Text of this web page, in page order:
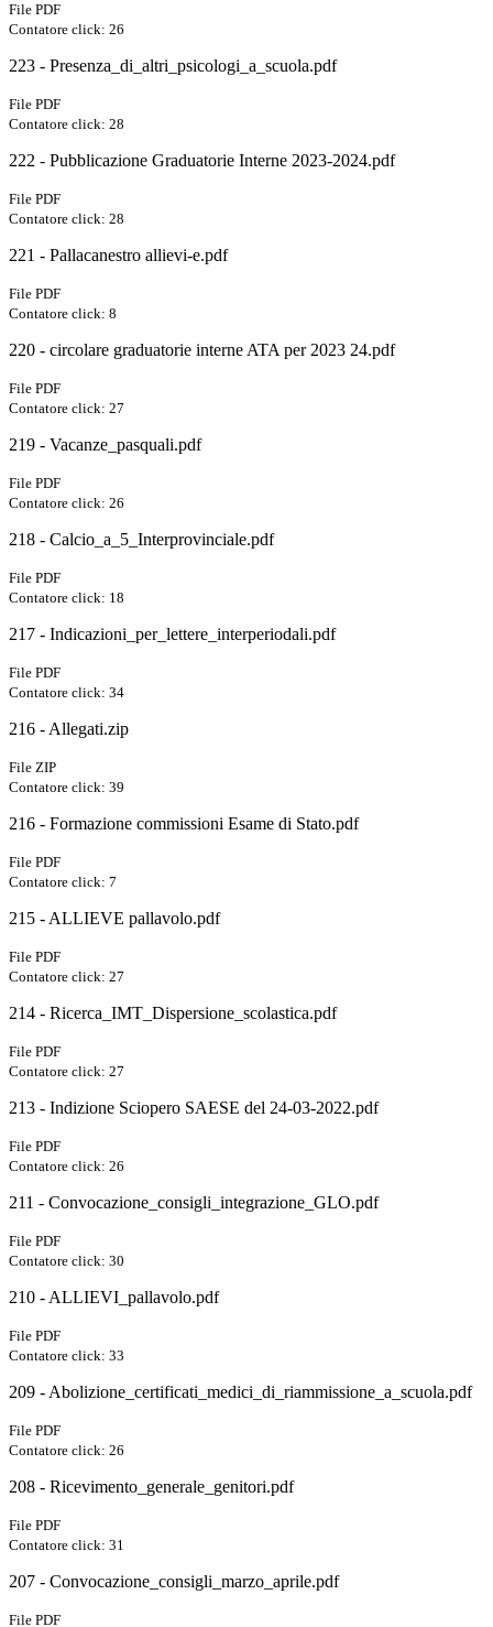
File PDF
Contatore click: 26
223 - Presenza_di_altri_psicologi_a_scuola.pdf
File PDF
Contatore click: 28
222 - Pubblicazione Graduatorie Interne 2023-2024.pdf
File PDF
Contatore click: 28
221 - Pallacanestro allievi-e.pdf
File PDF
Contatore click: 8
220 - circolare graduatorie interne ATA per 2023 24.pdf
File PDF
Contatore click: 27
219 - Vacanze_pasquali.pdf
File PDF
Contatore click: 26
218 - Calcio_a_5_Interprovinciale.pdf
File PDF
Contatore click: 18
217 - Indicazioni_per_lettere_interperiodali.pdf
File PDF
Contatore click: 34
216 - Allegati.zip
File ZIP
Contatore click: 39
216 - Formazione commissioni Esame di Stato.pdf
File PDF
Contatore click: 7
215 - ALLIEVE pallavolo.pdf
File PDF
Contatore click: 27
214 - Ricerca_IMT_Dispersione_scolastica.pdf
File PDF
Contatore click: 27
213 - Indizione Sciopero SAESE del 24-03-2022.pdf
File PDF
Contatore click: 26
211 - Convocazione_consigli_integrazione_GLO.pdf
File PDF
Contatore click: 30
210 - ALLIEVI_pallavolo.pdf
File PDF
Contatore click: 33
209 - Abolizione_certificati_medici_di_riammissione_a_scuola.pdf
File PDF
Contatore click: 26
208 - Ricevimento_generale_genitori.pdf
File PDF
Contatore click: 31
207 - Convocazione_consigli_marzo_aprile.pdf
File PDF